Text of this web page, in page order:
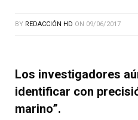
BY REDACCIÓN HD ON 09/06/2017
Los investigadores
identificar con
marino”.